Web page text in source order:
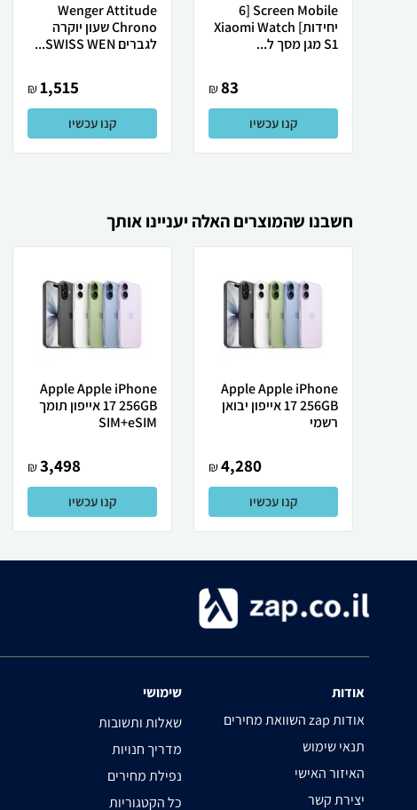
Screen Mobile [6
יחידות] Xiaomi Watch
S1 מגן מסך ל...
83
₪
קנו עכשיו
Wenger Attitude
Chrono שעון יוקרה
לגברים SWISS WEN...
1,515
₪
קנו עכשיו
חשבנו שהמוצרים האלה יעניינו אותך
Apple Apple iPhone
17 256GB אייפון יבואן
רשמי
4,280
₪
קנו עכשיו
Apple Apple iPhone
17 256GB אייפון תומך
SIM+eSIM
3,498
₪
קנו עכשיו
אודות
השוואת מחירים zap אודות
תנאי שימוש
האיזור האישי
יצירת קשר
שימושי
שאלות ותשובות
מדריך חנויות
נפילת מחירים
כל הקטגוריות